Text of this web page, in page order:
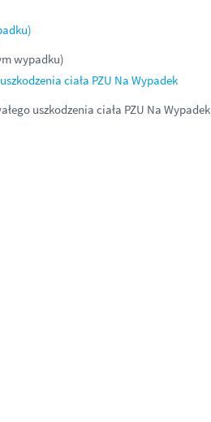
wypadku)
ciała PZU Na Wypadek
uszkodzenia ciała PZU Na Wypadek